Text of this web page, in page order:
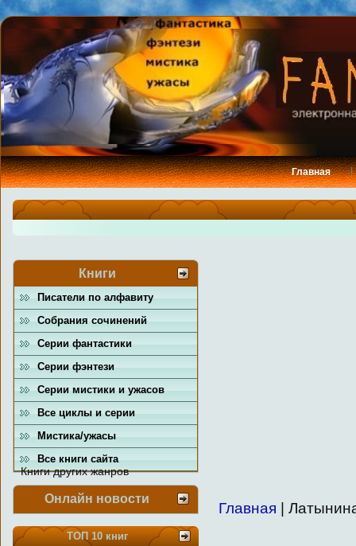
Главная
Книги
Писатели по алфавиту
Собрания сочинений
Серии фантастики
Серии фэнтези
Серии мистики и ужасов
Все циклы и серии
Мистика/ужасы
Все книги сайта
Книги других жанров
Онлайн новости
ТОП 10 книг
Главная |